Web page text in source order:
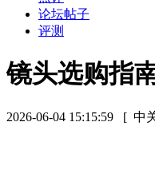
论坛帖子
评测
镜头选购指
2026-06-04 15:15:59 [ 中